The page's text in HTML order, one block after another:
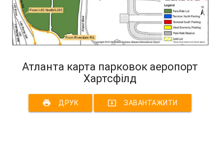
Атланта карта парковок аеропорт
Хартсфілд
print ДРУК system_update_alt ЗАВАНТАЖИТИ